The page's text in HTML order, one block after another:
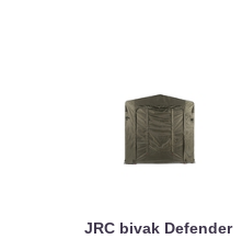
JRC bivak Defender